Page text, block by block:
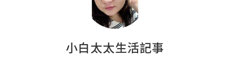
小白太太生活記事